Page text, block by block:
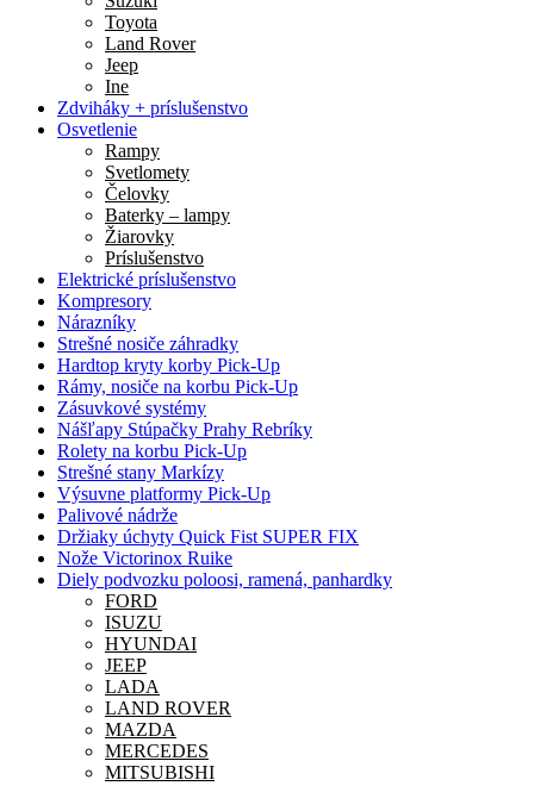
Toyota
Land Rover
Jeep
Ine
Zdviháky + príslušenstvo
Osvetlenie
Rampy
Svetlomety
Čelovky
Baterky – lampy
Žiarovky
Príslušenstvo
Elektrické príslušenstvo
Kompresory
Nárazníky
Strešné nosiče záhradky
Hardtop kryty korby Pick-Up
Rámy, nosiče na korbu Pick-Up
Zásuvkové systémy
Nášľapy Stúpačky Prahy Rebríky
Rolety na korbu Pick-Up
Strešné stany Markízy
Výsuvne platformy Pick-Up
Palivové nádrže
Držiaky úchyty Quick Fist SUPER FIX
Nože Victorinox Ruike
Diely podvozku poloosi, ramená, panhardky
FORD
ISUZU
HYUNDAI
JEEP
LADA
LAND ROVER
MAZDA
MERCEDES
MITSUBISHI